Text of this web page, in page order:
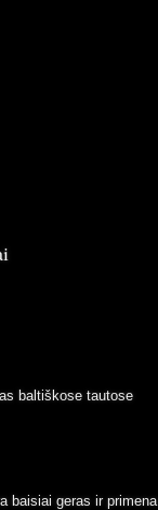
baltiškose tautose
baisiai geras ir primena